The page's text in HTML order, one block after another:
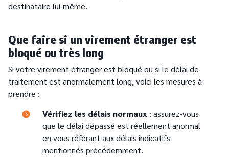
destinataire lui-même.
Que faire si un virement étranger est
bloqué ou très long
Si votre virement étranger est bloqué ou si le délai de
traitement est anormalement long, voici les mesures à
prendre :
Text
Vérifiez les délais normaux : assurez-vous
que le délai dépassé est réellement anormal
en vous référant aux délais indicatifs
mentionnés précédemment.